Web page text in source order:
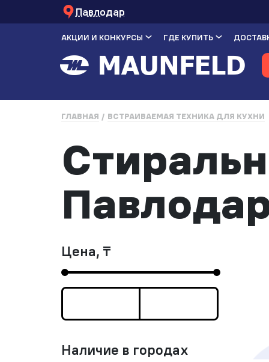
Павлодар
АКЦИИ И КОНКУРСЫ ГДЕ КУПИТЬ
ГЛАВНАЯ ВСТРАИВАЕМАЯ ТЕХНИКА ДЛЯ КУХНИ
Цена, ₸
Наличие в городах